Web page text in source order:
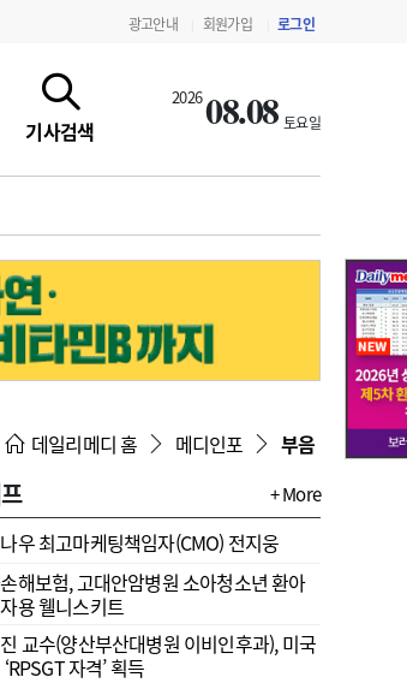
광고안내 회원가입 로그인
기사검색
202608.08 토요일
·평가 약제급여 심사 결과
데일리메디 홈 메디인포 부음
+ More
우 최고마케팅책임자(CMO) 전지웅
해보험, 고대안암병원 소아청소년 환아
용 웰니스키트
교수( 양산부산대병원 이비인후과), 미국
자격’ 획득